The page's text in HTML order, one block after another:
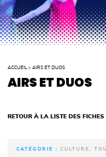
ACCUEIL >AIRS ET DUOS
AIRS ET DUOS
RETOUR À LA LISTE DES
CATÉGORIE :CULTURE,